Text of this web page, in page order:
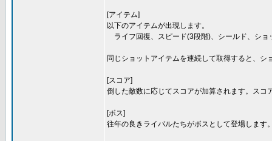
[アイテム]
以下のアイテムが出現します。
ライフ回復、スピード(3段階)、シールド、ショ
同じショットアイテムを連続して取得すると、
[スコア]
倒した敵数に応じてスコアが加算されます。ス
[ボス]
往年の良きライバルたちがボスとして登場します